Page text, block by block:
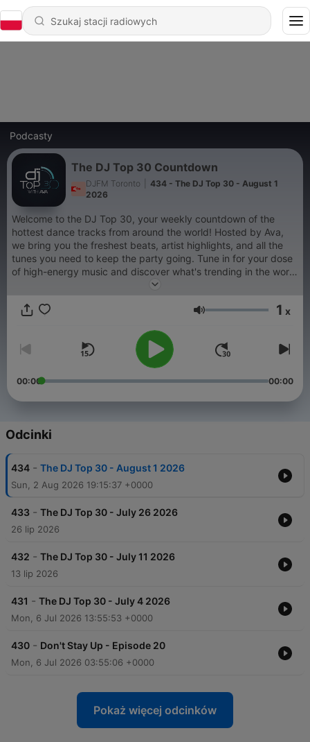
Podcasty
The DJ Top 30 Countdown
DJFM Toronto
434 - The DJ Top 30 - August 1
2026
Welcome to the DJ Top 30, your weekly countdown of the
hottest dance tracks from around the world! Hosted by Ava,
we bring you the freshest beats, artist highlights, and all the
tunes you need to keep the party going. Tune in for your dose
of high-energy music and discover what's trending in the world
Głośność 1 x
00:00 00:00
Odcinki
434 - The DJ Top 30 - August 1 2026
Sun, 2 Aug 2026 19:15:37 +0000
433 - The DJ Top 30 - July 26 2026
26 lip 2026
432 - The DJ Top 30 - July 11 2026
13 lip 2026
431 - The DJ Top 30 - July 4 2026
Mon, 6 Jul 2026 13:55:53 +0000
430 - Don't Stay Up - Episode 20
Mon, 6 Jul 2026 03:55:06 +0000
Pokaż więcej odcinków